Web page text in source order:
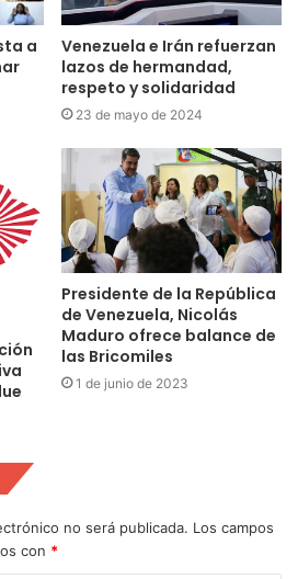
a
Venezuela e Irán refuerzan
lazos de hermandad,
respeto y solidaridad
23 de mayo de 2024
Presidente de la República
de Venezuela, Nicolás
Maduro ofrece balance de
las Bricomiles
1 de junio de 2023
no será publicada. Los campos
con *